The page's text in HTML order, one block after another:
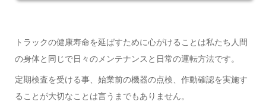
トラックの健康寿命を延ばすために心がけることは私たち人間
の身体と同じで日々のメンテナンスと日常の運転方法です。
定期検査を受ける事、始業前の機器の点検、作動確認を実施す
ることが大切なことは言うまでもありません。